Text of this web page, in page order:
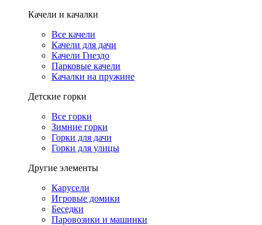
Качели и качалки
Все качели
Качели для дачи
Качели Гнездо
Парковые качели
Качалки на пружине
Детские горки
Все горки
Зимние горки
Горки для дачи
Горки для улицы
Другие элементы
Карусели
Игровые домики
Беседки
Паровозики и машинки